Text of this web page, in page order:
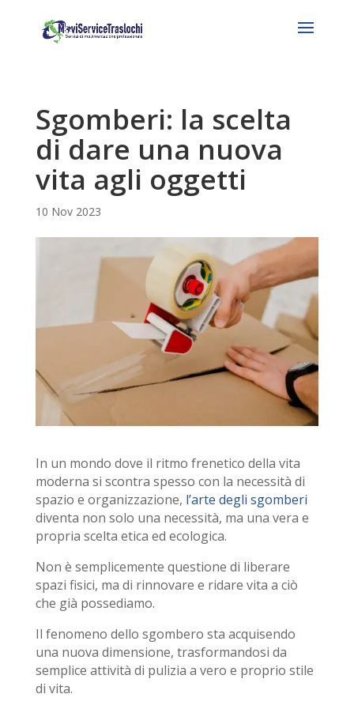
Sgomberi: la scelta
di dare una nuova
vita agli oggetti
10 Nov 2023
In un mondo dove il ritmo frenetico della vita
moderna si scontra spesso con la necessità di
spazio e organizzazione, l’arte degli sgomberi
diventa non solo una necessità, ma una vera e
propria scelta etica ed ecologica.
Non è semplicemente questione di liberare
spazi fisici, ma di rinnovare e ridare vita a ciò
che già possediamo.
Il fenomeno dello sgombero sta acquisendo
una nuova dimensione, trasformandosi da
semplice attività di pulizia a vero e proprio stile
di vita.